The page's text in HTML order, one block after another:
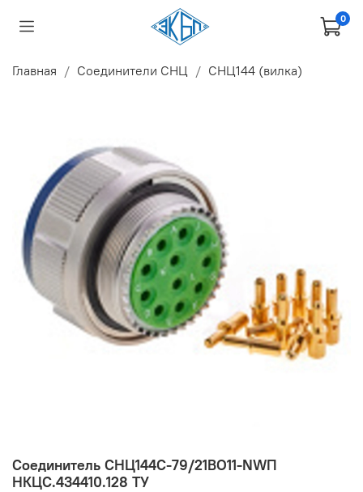
0
Главная Соединители СНЦ СНЦ144 (вилка)
Соединитель СНЦ144С-79/21ВО11-NWП
НКЦС.434410.128 ТУ